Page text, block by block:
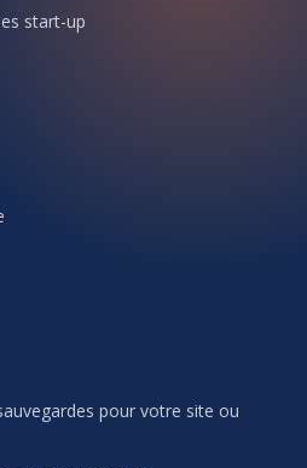
start-up
pour votre site ou